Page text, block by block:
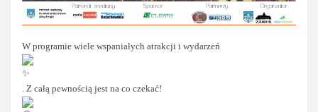
W programie wiele wspaniałych atrakcji i wydarzeń
. Z całą pewnością jest na co czekać!